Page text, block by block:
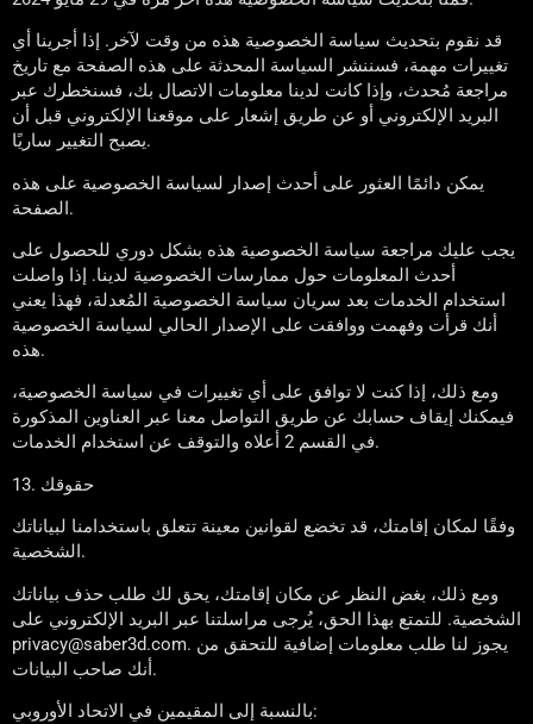
قد نقوم بتحديث سياسة الخصوصية هذه من وقت لآخر. إذا أجرينا أي
تغييرات مهمة، فسننشر السياسة المحدثة على هذه الصفحة مع تاريخ
مراجعة مُحدث، وإذا كانت لدينا معلومات الاتصال بك، فسنخطرك عبر
البريد الإلكتروني أو عن طريق إشعار على موقعنا الإلكتروني قبل أن
يصبح التغيير ساريًا.
يمكن دائمًا العثور على أحدث إصدار لسياسة الخصوصية على هذه
الصفحة.
يجب عليك مراجعة سياسة الخصوصية هذه بشكل دوري للحصول على
أحدث المعلومات حول ممارسات الخصوصية لدينا. إذا واصلت
استخدام الخدمات بعد سريان سياسة الخصوصية المُعدلة، فهذا يعني
أنك قرأت وفهمت ووافقت على الإصدار الحالي لسياسة الخصوصية
هذه.
ومع ذلك، إذا كنت لا توافق على أي تغييرات في سياسة الخصوصية،
فيمكنك إيقاف حسابك عن طريق التواصل معنا عبر العناوين المذكورة
في القسم 2 أعلاه والتوقف عن استخدام الخدمات.
13. حقوقك
وفقًا لمكان إقامتك، قد تخضع لقوانين معينة تتعلق باستخدامنا لبياناتك
الشخصية.
ومع ذلك، بغض النظر عن مكان إقامتك، يحق لك طلب حذف بياناتك
الشخصية. للتمتع بهذا الحق، يُرجى مراسلتنا عبر البريد الإلكتروني على
privacy@saber3d.com. يجوز لنا طلب معلومات إضافية للتحقق من
أنك صاحب البيانات.
بالنسبة إلى المقيمين في الاتحاد الأوروبي: